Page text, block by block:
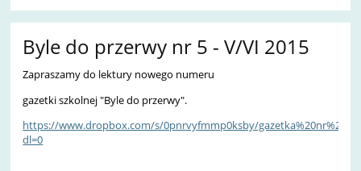
Byle do przerwy nr 5 - V/VI 2015
Zapraszamy do lektury nowego numeru
gazetki szkolnej "Byle do przerwy".
https://www.dropbox.com/s/0pnrvyfmmp0ksby/
dl=0